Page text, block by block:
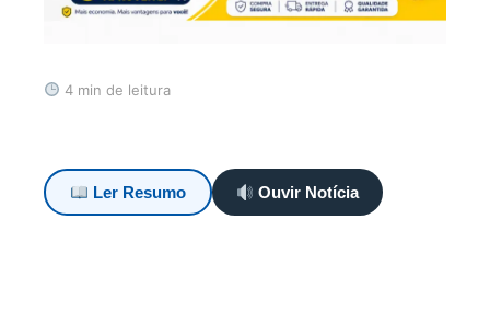
4 min de leitura
Ler Resumo Ouvir Notícia